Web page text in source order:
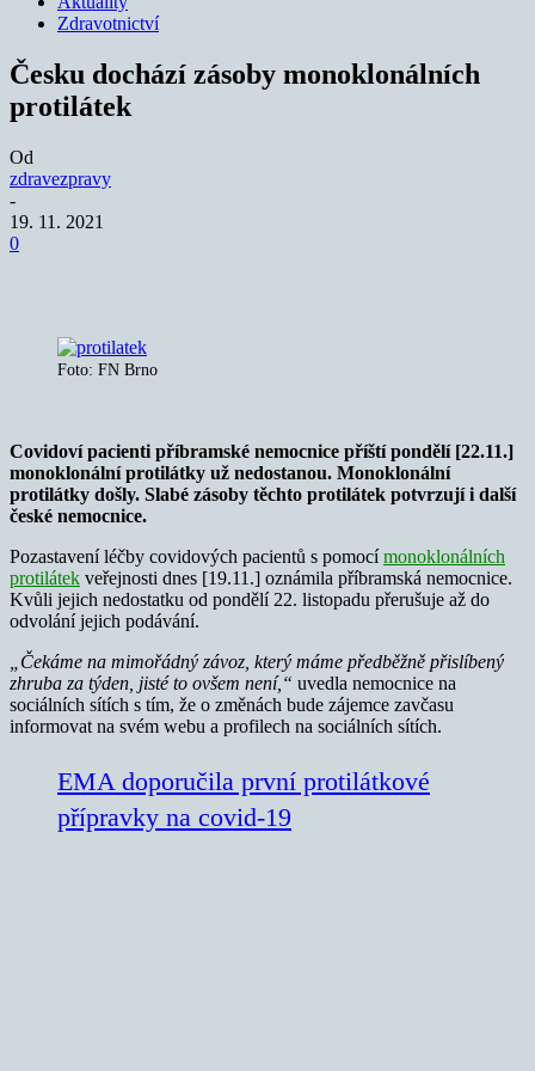
Zdravotnictví
Česku dochází zásoby monoklonálních
protilátek
Od
zdravezpravy
-
19. 11. 2021
0
Foto: FN Brno
Covidoví pacienti příbramské nemocnice příští pondělí [22.11.]
monoklonální protilátky už nedostanou. Monoklonální
protilátky došly. Slabé zásoby těchto protilátek potvrzují i další
české nemocnice.
Pozastavení léčby covidových pacientů s pomocímonoklonálních
protilátek veřejnosti dnes [19.11.] oznámila příbramská nemocnice.
Kvůli jejich nedostatku od pondělí 22. listopadu přerušuje až do
odvolání jejich podávání.
„Čekáme na mimořádný závoz, který máme předběžně přislíbený
zhruba za týden, jisté to ovšem není,“ uvedla nemocnice na
sociálních sítích s tím, že o změnách bude zájemce zavčasu
informovat na svém webu a profilech na sociálních sítích.
EMA doporučila první protilátkové
přípravky na covid-19